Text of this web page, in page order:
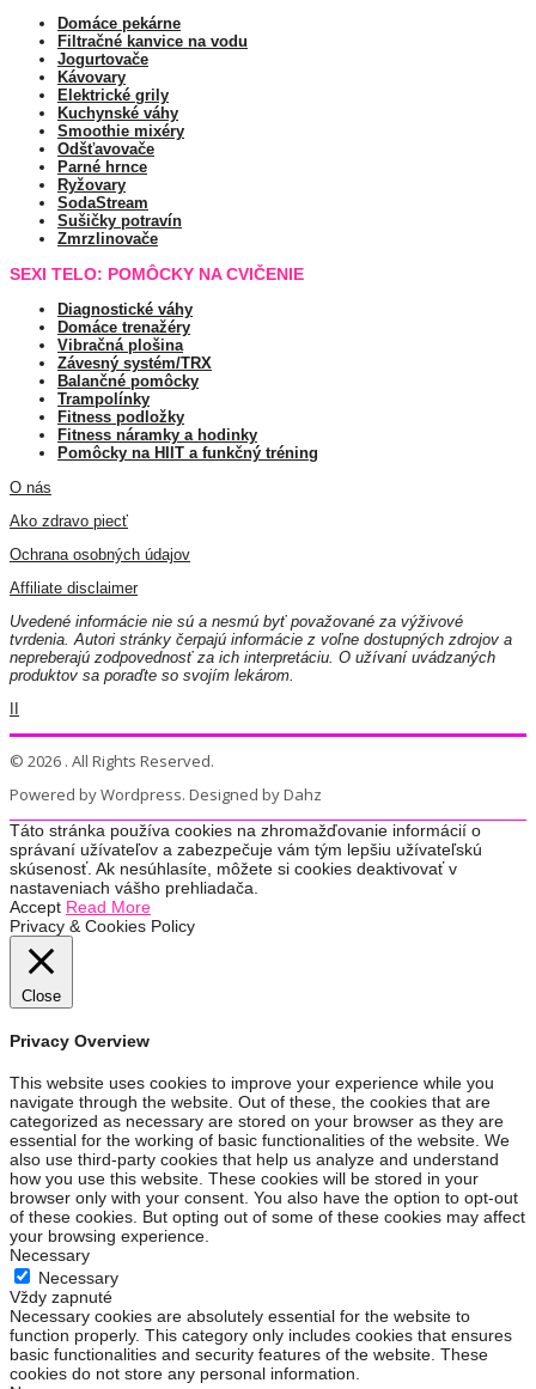
Domáce pekárne
Filtračné kanvice na vodu
Jogurtovače
Kávovary
Elektrické grily
Kuchynské váhy
Smoothie mixéry
Odšťavovače
Parné hrnce
Ryžovary
SodaStream
Sušičky potravín
Zmrzlinovače
SEXI TELO: POMÔCKY NA CVIČENIE
Diagnostické váhy
Domáce trenažéry
Vibračná plošina
Závesný systém/TRX
Balančné pomôcky
Trampolínky
Fitness podložky
Fitness náramky a hodinky
Pomôcky na HIIT a funkčný tréning
O nás
Ako zdravo piecť
Ochrana osobných údajov
Affiliate disclaimer
Uvedené informácie nie sú a nesmú byť považované za výživové
tvrdenia. Autori stránky čerpajú informácie z voľne dostupných zdrojov a
nepreberajú zodpovednosť za ich interpretáciu. O užívaní uvádzaných
produktov sa poraďte so svojím lekárom.
© 2026 . All Rights Reserved.
Powered by Wordpress. Designed by Dahz
Táto stránka používa cookies na zhromažďovanie informácií o
správaní užívateľov a zabezpečuje vám tým lepšiu užívateľskú
skúsenosť. Ak nesúhlasíte, môžete si cookies deaktivovať v
nastaveniach vášho prehliadača.
Accept Read More
Privacy & Cookies Policy
Close
Privacy Overview
This website uses cookies to improve your experience while you
navigate through the website. Out of these, the cookies that are
categorized as necessary are stored on your browser as they are
essential for the working of basic functionalities of the website. We
also use third-party cookies that help us analyze and understand
how you use this website. These cookies will be stored in your
browser only with your consent. You also have the option to opt-out
of these cookies. But opting out of some of these cookies may affect
your browsing experience.
Necessary
Necessary
Vždy zapnuté
Necessary cookies are absolutely essential for the website to
function properly. This category only includes cookies that ensures
basic functionalities and security features of the website. These
cookies do not store any personal information.